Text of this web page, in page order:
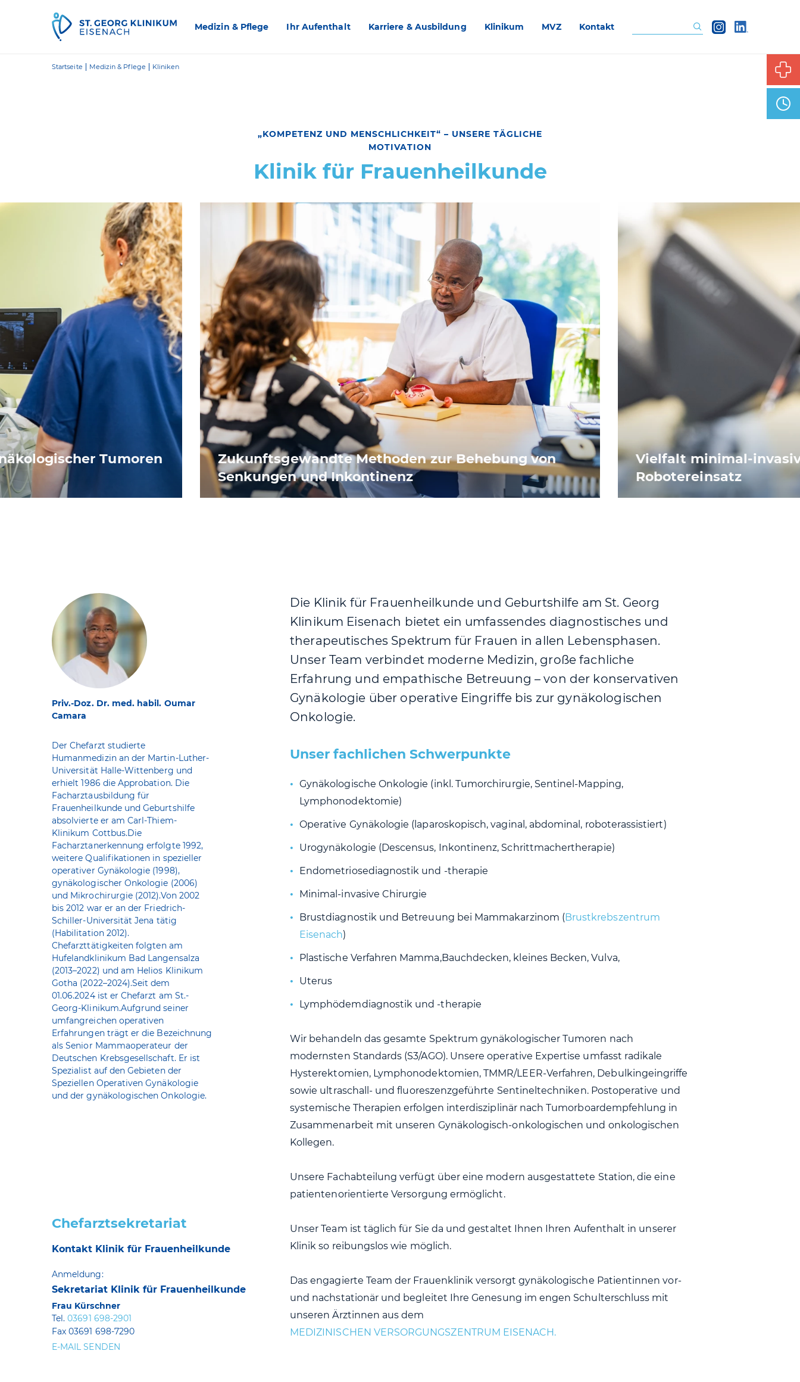
Medizin & Pflege Ihr Aufenthalt Karriere & Ausbildung Klinikum MVZ Kontakt
Startseite Medizin & Pflege Kliniken
„KOMPETENZ UND MENSCHLICHKEIT“ – UNSERE TÄGLICHE
MOTIVATION
Klinik für Frauenheilkunde
Tumoren
Zukunftsgewandte Methoden zur Behebung von
Senkungen und Inkontinenz
Vielfalt minimal-
Robotereinsatz
Priv.-Doz. Dr. med. habil. Oumar
Camara
Der Chefarzt studierte
Humanmedizin an der Martin-Luther-
Universität Halle-Wittenberg und
erhielt 1986 die Approbation. Die
Facharztausbildung für
Frauenheilkunde und Geburtshilfe
absolvierte er am Carl-Thiem-
Klinikum Cottbus.Die
Facharztanerkennung erfolgte 1992,
weitere Qualifikationen in spezieller
operativer Gynäkologie (1998),
gynäkologischer Onkologie (2006)
und Mikrochirurgie (2012).Von 2002
bis 2012 war er an der Friedrich-
Schiller-Universität Jena tätig
(Habilitation 2012).
Chefarzttätigkeiten folgten am
Hufelandklinikum Bad Langensalza
(2013–2022) und am Helios Klinikum
Gotha (2022–2024).Seit dem
01.06.2024 ist er Chefarzt am St.-
Georg-Klinikum.Aufgrund seiner
umfangreichen operativen
Erfahrungen trägt er die Bezeichnung
als Senior Mammaoperateur der
Deutschen Krebsgesellschaft. Er ist
Spezialist auf den Gebieten der
Speziellen Operativen Gynäkologie
und der gynäkologischen Onkologie.
Chefarztsekretariat
Kontakt Klinik für Frauenheilkunde
Anmeldung:
Sekretariat Klinik für Frauenheilkunde
Frau Kürschner
Tel.03691 698-2901
Fax 03691 698-7290
E-MAIL SENDEN
Die Klinik für Frauenheilkunde und Geburtshilfe am St. Georg
Klinikum Eisenach bietet ein umfassendes diagnostisches und
therapeutisches Spektrum für Frauen in allen Lebensphasen.
Unser Team verbindet moderne Medizin, große fachliche
Erfahrung und empathische Betreuung – von der konservativen
Gynäkologie über operative Eingriffe bis zur gynäkologischen
Onkologie.
Unser fachlichen Schwerpunkte
Gynäkologische Onkologie (inkl. Tumorchirurgie, Sentinel-Mapping,
Lymphonodektomie)
Operative Gynäkologie (laparoskopisch, vaginal, abdominal, roboterassistiert)
Urogynäkologie (Descensus, Inkontinenz, Schrittmachertherapie)
Endometriosediagnostik und -therapie
Minimal-invasive Chirurgie
Brustdiagnostik und Betreuung bei Mammakarzinom (Brustkrebszentrum
Eisenach)
Plastische Verfahren Mamma,Bauchdecken, kleines Becken, Vulva,
Uterus
Lymphödemdiagnostik und -therapie
Wir behandeln das gesamte Spektrum gynäkologischer Tumoren nach
modernsten Standards (S3/AGO). Unsere operative Expertise umfasst radikale
Hysterektomien, Lymphonodektomien, TMMR/LEER-Verfahren, Debulkingeingriffe
sowie ultraschall- und fluoreszenzgeführte Sentineltechniken. Postoperative und
systemische Therapien erfolgen interdisziplinär nach Tumorboardempfehlung in
Zusammenarbeit mit unseren Gynäkologisch-onkologischen und onkologischen
Kollegen.
Unsere Fachabteilung verfügt über eine modern ausgestattete Station, die eine
patientenorientierte Versorgung ermöglicht.
Unser Team ist täglich für Sie da und gestaltet Ihnen Ihren Aufenthalt in unserer
Klinik so reibungslos wie möglich.
Das engagierte Team der Frauenklinik versorgt gynäkologische Patientinnen vor-
und nachstationär und begleitet Ihre Genesung im engen Schulterschluss mit
unseren Ärztinnen aus dem
MEDIZINISCHEN VERSORGUNGSZENTRUM EISENACH.